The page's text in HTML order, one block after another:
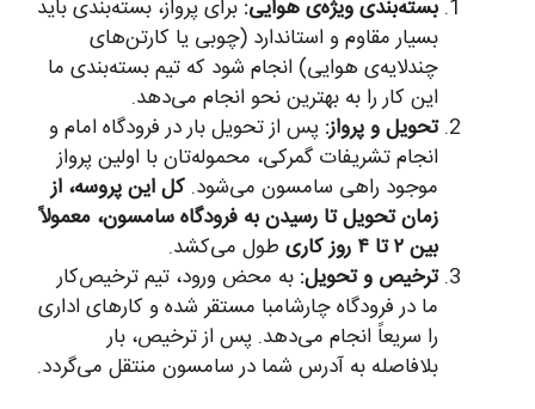
بسته‌بندی ویژه‌ی هوایی: برای پرواز، بسته‌بندی باید
بسیار مقاوم و استاندارد (چوبی یا کارتن‌های
چندلایه‌ی هوایی) انجام شود که تیم بسته‌بندی ما
این کار را به بهترین نحو انجام می‌دهد.
تحویل و پرواز: پس از تحویل بار در فرودگاه امام و
انجام تشریفات گمرکی، محموله‌تان با اولین پرواز
موجود راهی سامسون می‌شود. کل این پروسه، از
زمان تحویل تا رسیدن به فرودگاه سامسون، معمولاً
بین ۲ تا ۴ روز کاری
طول می‌کشد.
ترخیص و تحویل: به محض ورود، تیم ترخیص‌کار
ما در فرودگاه چارشامبا مستقر شده و کارهای اداری
را سریعاً انجام می‌دهد. پس از ترخیص، بار
بلافاصله به آدرس شما در سامسون منتقل می‌گردد.